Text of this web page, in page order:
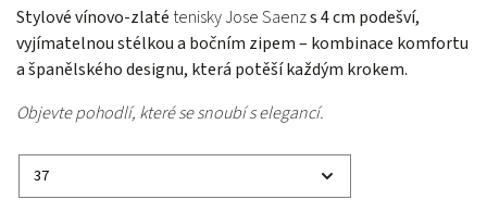
Stylové vínovo-zlaté tenisky Jose Saenzs 4 cm podešví,
vyjímatelnou stélkou a bočním zipem – kombinace komfortu
a španělského designu, která potěší každým krokem.
Objevte pohodlí, které se snoubí s elegancí.